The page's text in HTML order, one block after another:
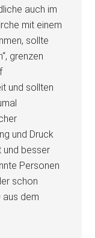
auch im
mit einem
sollte
grenzen
und sollten
und Druck
und besser
Personen
schon
aus dem